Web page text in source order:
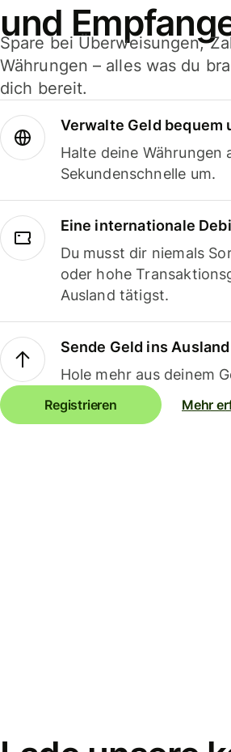
und
Spare bei Überweisungen,
Währungen – alles was du
dich bereit.
Verwalte Geld bequem
Halte deine Währungen
Sekundenschnelle um.
Eine internationale
Du musst dir niemals
oder hohe
Ausland tätigst.
Sende Geld ins
Hole mehr aus deinem
Registrieren Mehr